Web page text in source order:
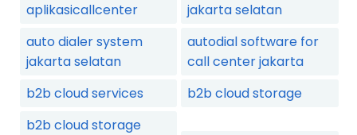
aplikasicallcenter
jakarta selatan
auto dialer system
jakarta selatan
autodial software for
call center jakarta
b2b cloud services
b2b cloud storage
b2b cloud storage